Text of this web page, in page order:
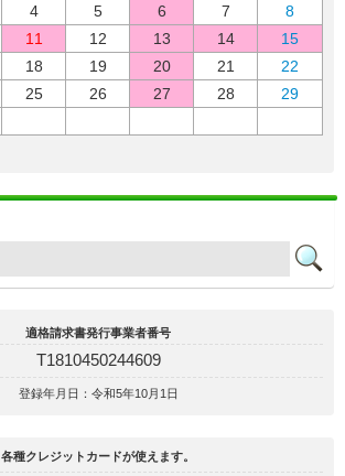
4 5 6 7
8
11 12 13 14
15
18 19 20 21
22
25 26 27 28
29
適格請求書発行事業者番号
T1810450244609
登録年月日：令和5年10月1日
各種クレジットカードが使えます。